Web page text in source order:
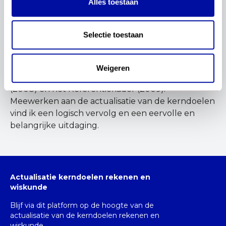
Selectie toestaan
Weigeren
harte inzetten voor beter reken-
wiskundeonderwijs, omdat ieder kind een
kansrijke toekomst verdient, en omdat ieder kind
prachtig vak is.
(2008) en het Referentiekader (2009).
Meewerken aan de actualisatie van de kerndoelen
vind ik een logisch vervolg en een eervolle en
belangrijke uitdaging.
Actualisatie kerndoelen rekenen en
wiskunde
Blijf via dit platform op de hoogte van de
actualisatie van de kerndoelen rekenen en